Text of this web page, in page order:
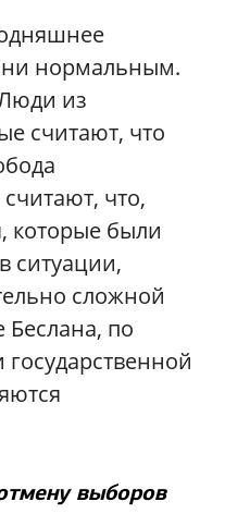
нормальным.
из
считают, что
что,
которые были
ситуации,
сложной
Беслана, по
выборов